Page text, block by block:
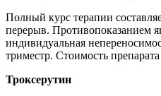
Полный курс терапии
перерыв. Противопоказанием
индивидуальная
триместр. Стоимость
Троксерутин